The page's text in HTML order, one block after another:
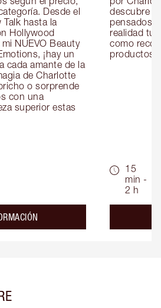
Desde el
Talk hasta la
Hollywood
NUEVO Beauty
¡hay un
cada amante de la
de Charlotte
o sorprende
con una
superior estas
descubre
pensados
realidad
como
productos
15
min -
2 h